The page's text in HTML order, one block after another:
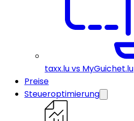
taxx.lu vs MyGuichet.lu
Preise
Steueroptimierung